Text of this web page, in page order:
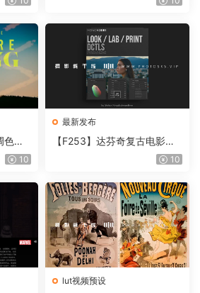
色插
10
最新发布
【F253】达芬奇复古电影胶
片质感DCTL节点调色预设 M
T V4.0
10
lut视频预设